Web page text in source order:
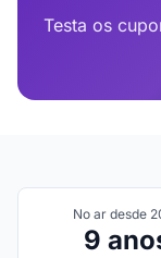
Testa os
No ar desde
9